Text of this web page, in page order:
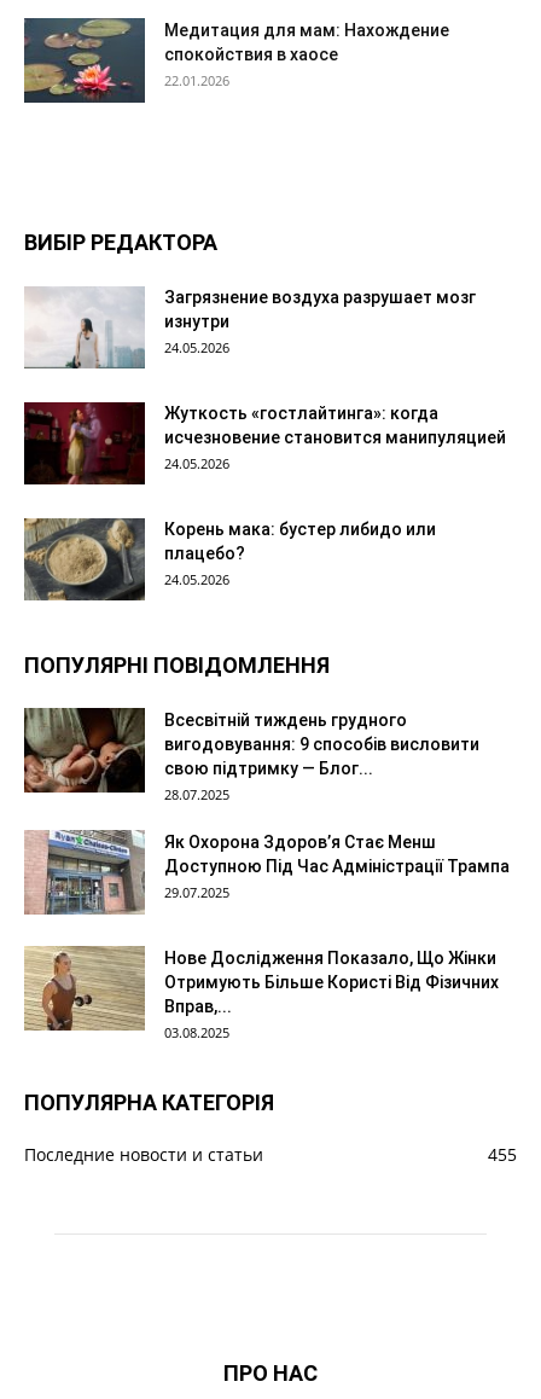
Медитация для мам: Нахождение
спокойствия в хаосе
22.01.2026
ВИБІР РЕДАКТОРА
Загрязнение воздуха разрушает мозг
изнутри
24.05.2026
Жуткость «гостлайтинга»: когда
исчезновение становится манипуляцией
24.05.2026
Корень мака: бустер либидо или
плацебо?
24.05.2026
ПОПУЛЯРНІ ПОВІДОМЛЕННЯ
Всесвітній тиждень грудного
вигодовування: 9 способів висловити
свою підтримку — Блог...
28.07.2025
Як Охорона Здоров’я Стає Менш
Доступною Під Час Адміністрації Трампа
29.07.2025
Нове Дослідження Показало, Що Жінки
Отримують Більше Користі Від Фізичних
Вправ,...
03.08.2025
ПОПУЛЯРНА КАТЕГОРІЯ
Последние новости и статьи 455
ПРО НАС